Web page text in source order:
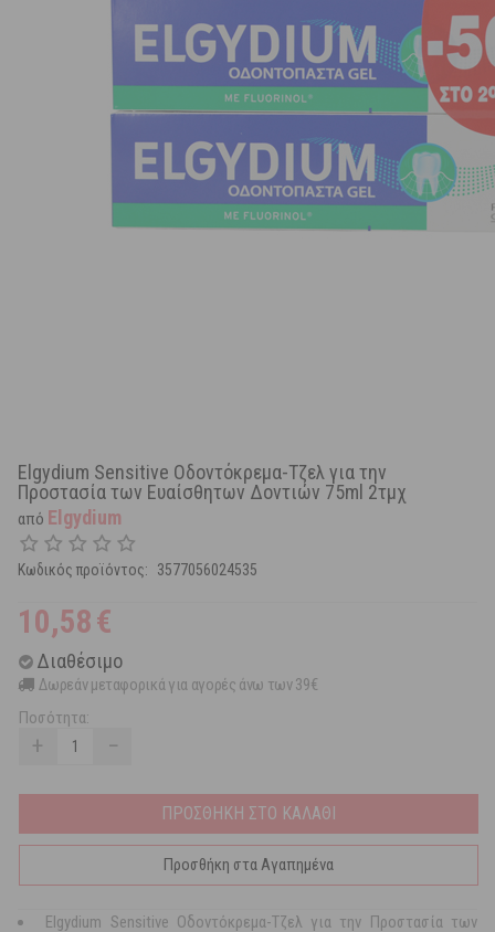
Elgydium Sensitive Οδοντόκρεμα-Τζελ για την
Προστασία των Ευαίσθητων Δοντιών 75ml 2τμχ
από Elgydium
Κωδικός προϊόντος: 3577056024535
10,58€
Διαθέσιμο
Δωρεάν μεταφορικά για αγορές άνω των 39€
Ποσότητα:
+ −
ΠΡΟΣΘΗΚΗ ΣΤΟ ΚΑΛΑΘΙ
Προσθήκη στα Αγαπημένα
Elgydium Sensitive Οδοντόκρεμα-Τζελ για την Προστασία των